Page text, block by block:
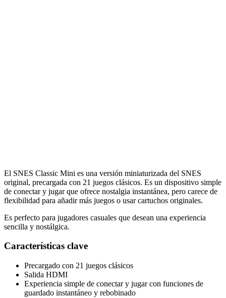
El SNES Classic Mini es una versión miniaturizada del SNES
original, precargada con 21 juegos clásicos. Es un dispositivo simple
de conectar y jugar que ofrece nostalgia instantánea, pero carece de
flexibilidad para añadir más juegos o usar cartuchos originales.
Es perfecto para jugadores casuales que desean una experiencia
sencilla y nostálgica.
Características clave
Precargado con 21 juegos clásicos
Salida HDMI
Experiencia simple de conectar y jugar con funciones de
guardado instantáneo y rebobinado